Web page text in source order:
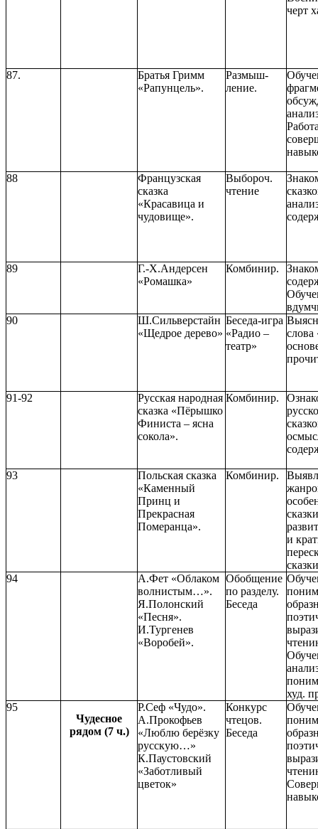
черт
87.
Братья Гримм
«Рапунцель».
Размыш-
ление.
88
Французская
сказка
«Красавица и
чудовище».
Выбороч.
чтение
89
Г.-Х.Андерсен
«Ромашка»
Комбинир.
90
Ш.Сильверстайн
«Щедрое дерево»
Беседа-игра
«Радио –
театр»
91-92
Русская народная
сказка «Пёрышко
Финиста – ясна
сокола».
Комбинир.
93
Польская сказка
«Каменный
Принц и
Прекрасная
Померанца».
Комбинир.
и
94
А.Фет «Облаком
волнистым…».
Я.Полонский
«Песня».
И.Тургенев
«Воробей».
Обобщение
по разделу.
Беседа
худ.
95
Чудесное
рядом (7 ч.)
Р.Сеф «Чудо».
А.Прокофьев
«Люблю берёзку
русскую…»
К.Паустовский
«Заботливый
цветок»
Конкурс
чтецов.
Беседа